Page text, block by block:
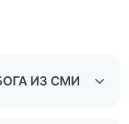
ИЗ СМИ